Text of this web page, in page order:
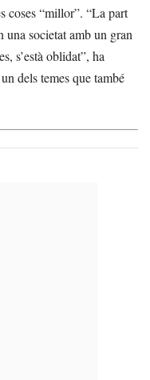
coses “millor”. “La part
societat amb un gran
s’està oblidat”, ha
dels temes que també